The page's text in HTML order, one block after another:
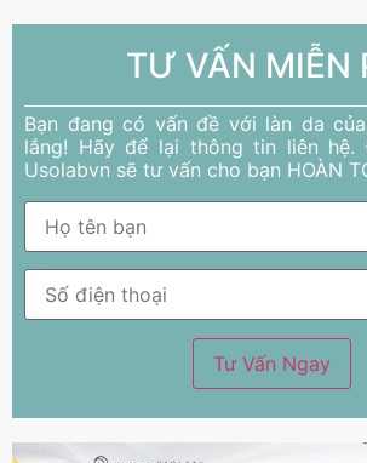
TƯ VẤN MIỄN
Bạn đang có vấn đề với làn da
lắng! Hãy để lại thông tin liên
Usolabvn sẽ tư vấn cho bạn HOÀN